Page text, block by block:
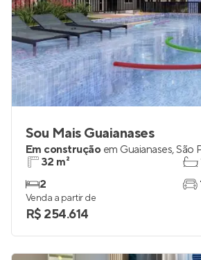
Sou Mais Guaianases
Em construção em Guaianases,São
32 m²
2
Venda a partir de
R$ 254.614